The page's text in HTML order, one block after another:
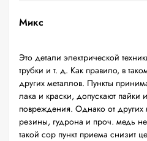
Микс
Это детали электрической
трубки и т. д. Как правило, в
других металлов. Пункты
лака и краски, допускают
повреждения. Однако от других
резины, гудрона и проч. медь
такой сор пункт приема снизит